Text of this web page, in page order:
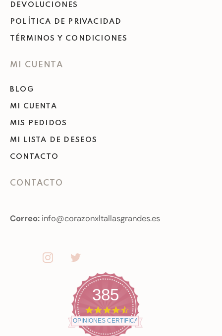
DEVOLUCIONES
POLÍTICA DE PRIVACIDAD
TÉRMINOS Y CONDICIONES
MI CUENTA
BLOG
MI CUENTA
MIS PEDIDOS
MI LISTA DE DESEOS
CONTACTO
CONTACTO
Correo: info@corazonxltallasgrandes.es
385
4
.
7
OPINIONES CERTIFICADAS